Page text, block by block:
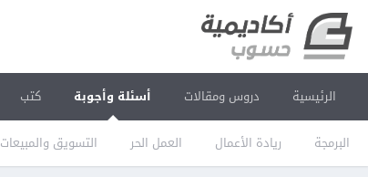
الرئيسية دروس ومقالات أسئلة وأجوبة
البرمجة ريادة الأعمال العمل الحر التسويق والمبيعات
كتب